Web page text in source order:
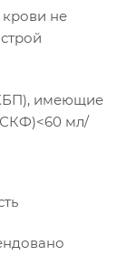
крови не
имеющие
мл/